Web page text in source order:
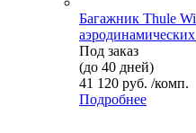
Багажник Thule
Под заказ
(до 40 дней)
41 120 руб. /комп.
Подробнее